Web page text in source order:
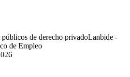
públicos de derecho privadoLanbide -
de Empleo